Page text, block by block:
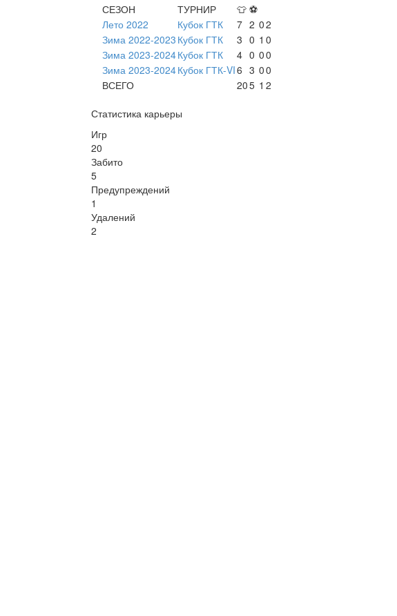
СЕЗОН
ТУРНИР 👕 ⚽
Лето 2022
Кубок ГТК 7 2 02
Зима 2022-2023 Кубок ГТК 3 0 1 0
Зима 2023-2024Кубок ГТК 4 0 00
Зима 2023-2024Кубок ГТК-VI6 3 00
ВСЕГО
205 1 2
Статистика карьеры
Игр
20
Забито
5
Предупреждений
1
Удалений
2